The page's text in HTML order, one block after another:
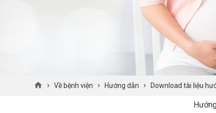
Về bệnh viện Hướng dẫn Download tài liệu